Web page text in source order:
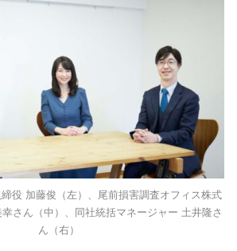
役 加藤俊（左）、尾前損害調査オフィス株式
さん（中）、同社統括マネージャー 土井隆さ
ん（右）